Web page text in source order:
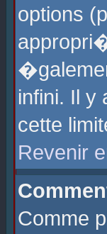
options
infini. Il y
cette
Revenir
Comme